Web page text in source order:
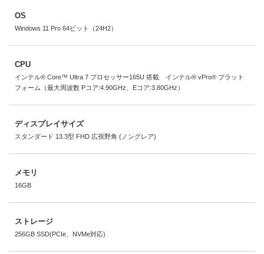
OS
Windows 11 Pro 64ビット（24H2）
CPU
インテル® Core™ Ultra 7 プロセッサー165U 搭載 インテル® vPro® プラット
フォーム（最大周波数 Pコア:4.90GHz、Eコア:3.80GHz）
ディスプレイサイズ
スタンダード 13.3型 FHD 広視野角 (ノングレア)
メモリ
16GB
ストレージ
256GB SSD(PCIe、NVMe対応)